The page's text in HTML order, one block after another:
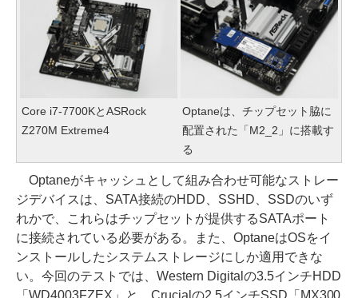
Core i7-7700KとASRock
Z270M Extreme4
Optaneは、チップセット脇に
配置された「M2_2」に搭載す
る
Optaneがキャッシュとして組み合わせ可能なストレー
ジデバイスは、SATA接続のHDD、SSHD、SSDのいず
れかで、これらはチップセットが提供するSATAポート
に接続されている必要がある。また、OptaneはOSをイ
ンストールしたシステムストレージにしか適用できな
い。今回のテストでは、Western Digitalの3.5インチHDD
「WD4003FZEX」と、Crucialの2.5インチSSD「MX300